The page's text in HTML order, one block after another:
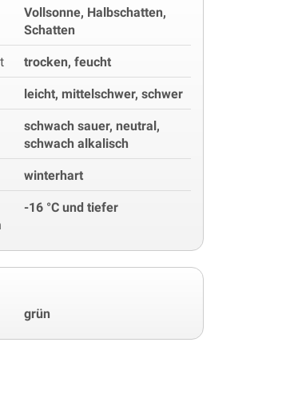
Vollsonne, Halbschatten,
Schatten
trocken, feucht
leicht, mittelschwer, schwer
schwach sauer, neutral,
schwach alkalisch
winterhart
-16 °C und tiefer
grün